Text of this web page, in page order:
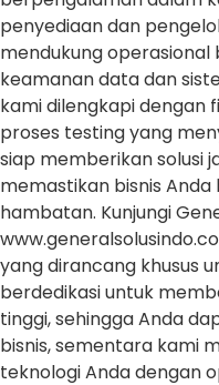
penyediaan dan
mendukung operasional
keamanan data dan
kami dilengkapi dengan
proses testing yang
siap memberikan solusi
memastikan bisnis
hambatan. Kunjungi
yang dirancang khusus
berdedikasi untuk
tinggi, sehingga Anda
bisnis, sementara kami
teknologi Anda dengan